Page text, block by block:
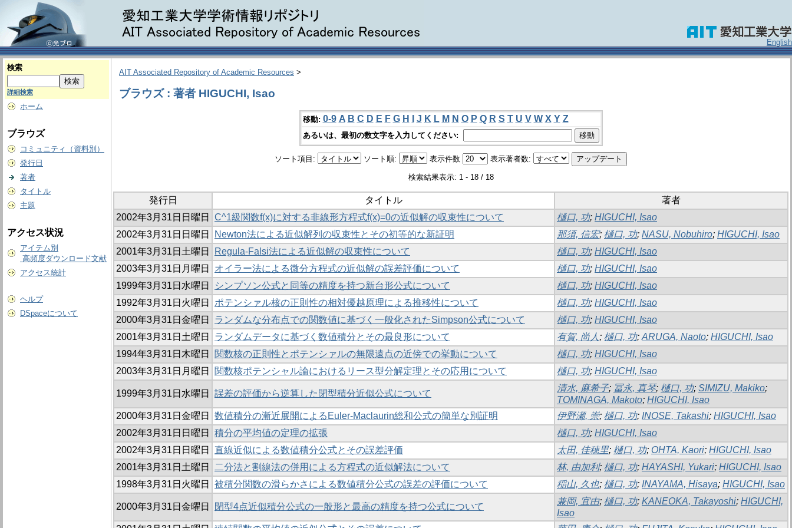
English
検索
詳細検索
ホーム
ブラウズ
コミュニティ（資料別）
発行日
著者
タイトル
主題
アクセス状況
アイテム別
高頻度ダウンロード文献
アクセス統計
ヘルプ
DSpaceについて
AIT Associated Repository of Academic Resources >
ブラウズ : 著者 HIGUCHI, Isao
移動: 0-9 A B C D E F G H J K L M N O P Q R S T U V W X Y Z
あるいは、最初の数文字を入力してください:
ソート項目: ソート順: 表示件数 表示著者数:
検索結果表示: 1 - 18 / 18
発行日 タイトル
著者
2002年3月31日日曜日
C^1級関数f(x)に対する非線形方程式f(x)=0の近似解の収束性について 樋口, 功; HIGUCHI, Isao
2002年3月31日日曜日
Newton法による近似解列の収束性とその初等的な新証明 那須, 信宏; 樋口, 功; NASU, Nobuhiro; HIGUCHI, Isao
2001年3月31日土曜日
Regula-Falsi法による近似解の収束性について 樋口, 功; HIGUCHI, Isao
2003年3月31日月曜日
オイラー法による微分方程式の近似解の誤差評価について 樋口, 功; HIGUCHI, Isao
1999年3月31日水曜日
シンプソン公式と同等の精度を持つ新台形公式について 樋口, 功; HIGUCHI, Isao
1992年3月31日火曜日
ポテンシァル核の正則性の相対優越原理による推移性について 樋口, 功; HIGUCHI, Isao
2000年3月31日金曜日
ランダムな分布点での関数値に基づく一般化されたSimpson公式について 樋口, 功; HIGUCHI, Isao
2001年3月31日土曜日
ランダムデータに基づく数値積分とその最良形について 有賀, 尚人 ; 樋口, 功; ARUGA, Naoto; HIGUCHI, Isao
1994年3月31日木曜日
関数核の正則性とポテンシァルの無限遠点の近傍での挙動について 樋口, 功; HIGUCHI, Isao
2003年3月31日月曜日
関数核ポテンシャル論におけるリース型分解定理とその応用について 樋口, 功; HIGUCHI, Isao
1999年3月31日水曜日 誤差の評価から逆算した閉型積分近似公式について
清水, 麻希子; 冨永, 真琴; 樋口, 功; SIMIZU, Makiko;
TOMINAGA, Makoto; HIGUCHI, Isao
2000年3月31日金曜日
数値積分の漸近展開によるEuler-Maclaurin総和公式の簡単な別証明 伊野瀬, 崇; 樋口, 功; INOSE, Takashi; HIGUCHI, Isao
2002年3月31日日曜日
積分の平均値の定理の拡張 樋口, 功; HIGUCHI, Isao
2002年3月31日日曜日
直線近似による数値積分公式とその誤差評価 太田, 佳穂里; 樋口, 功; OHTA, Kaori; HIGUCHI, Isao
2001年3月31日土曜日
二分法と割線法の併用による方程式の近似解法について 林, 由加利; 樋口, 功; HAYASHI, Yukari; HIGUCHI, Isao
1998年3月31日火曜日
被積分関数の滑らかさによる数値積分公式の誤差の評価について 稲山, 久也; 樋口, 功; INAYAMA, Hisaya; HIGUCHI, Isao
2000年3月31日金曜日 閉型4点近似積分公式の一般形と最高の精度を持つ公式について
兼岡, 宜由; 樋口, 功; KANEOKA, Takayoshi; HIGUCHI,
Isao